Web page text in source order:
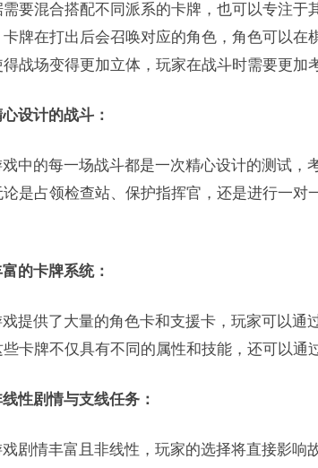
需要混合搭配不同派系的卡牌，也可以专注
卡牌在打出后会召唤对应的角色，角色可以
战场变得更加立体，玩家在战斗时需要更加
设计的战斗：
中的每一场战斗都是一次精心设计的测试，
是占领检查站、保护指挥官，还是进行一对
的卡牌系统：
提供了大量的角色卡和支援卡，玩家可以通
些卡牌不仅具有不同的属性和技能，还可以通
性剧情与支线任务：
剧情丰富且非线性，玩家的选择将直接影响